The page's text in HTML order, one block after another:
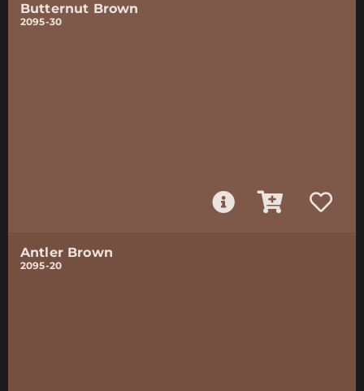
Butternut Brown
2095-30
Antler Brown
2095-20